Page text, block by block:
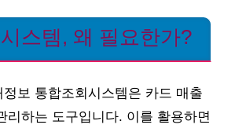
스템, 왜 필요한가?
보 통합조회시스템은 카드 매출
리하는 도구입니다. 이를 활용하면